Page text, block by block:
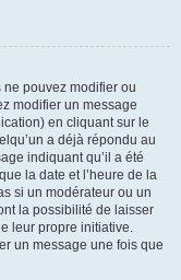
ne pouvez modifier ou
modifier un message
en cliquant sur le
a déjà répondu au
indiquant qu’il a été
la date et l’heure de la
si un modérateur ou un
la possibilité de laisser
leur propre initiative.
un message une fois que